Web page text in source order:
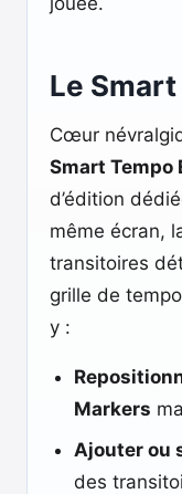
Le
Cœur
Smart Tempo
d’édition
même écran,
transitoires
grille de
y :
Markers
Ajouter ou
des